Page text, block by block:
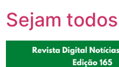
Sejam